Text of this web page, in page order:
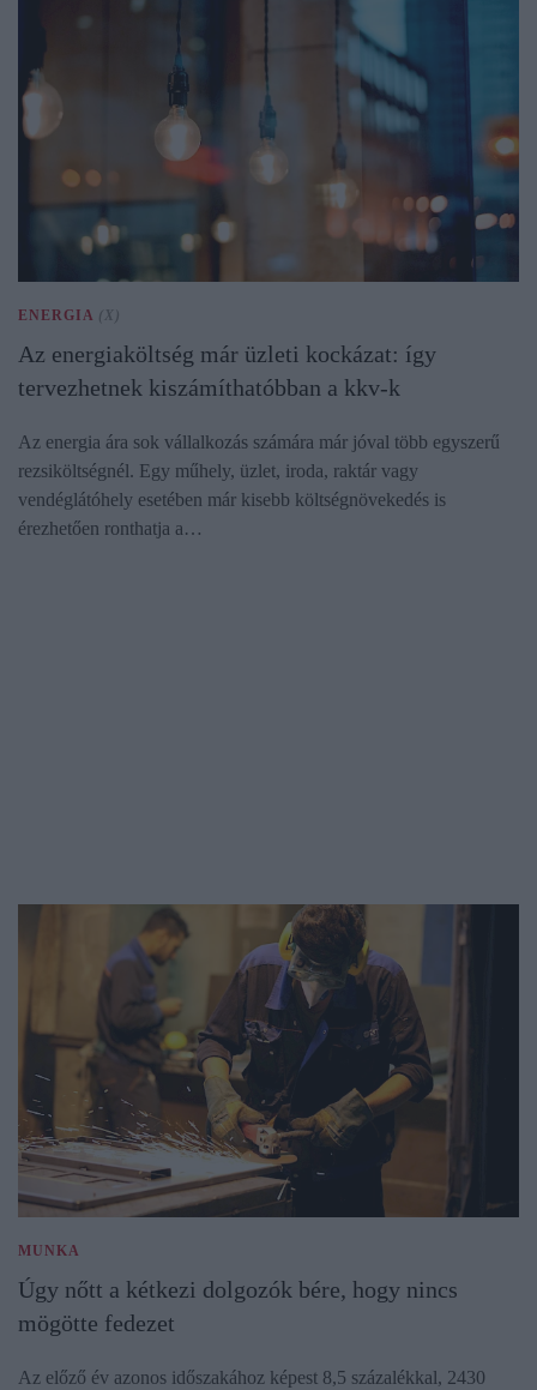
ENERGIA (X)
Az energiaköltség már üzleti kockázat: így
tervezhetnek kiszámíthatóbban a kkv-k
Az energia ára sok vállalkozás számára már jóval több egyszerű
rezsiköltségnél. Egy műhely, üzlet, iroda, raktár vagy
vendéglátóhely esetében már kisebb költségnövekedés is
érezhetően ronthatja a…
MUNKA
Úgy nőtt a kétkezi dolgozók bére, hogy nincs
mögötte fedezet
Az előző év azonos időszakához képest 8,5 százalékkal, 2430